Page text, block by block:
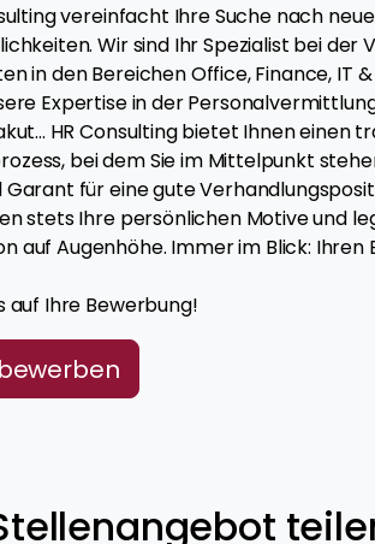
vereinfacht Ihre Suche nach
Wir sind Ihr Spezialist bei der
in den Bereichen Office, Finance, IT
Expertise in der
HR Consulting bietet Ihnen einen
bei dem Sie im Mittelpunkt
Garant für eine gute
stets Ihre persönlichen Motive und
auf Augenhöhe. Immer im Blick: Ihren
auf Ihre Bewerbung!